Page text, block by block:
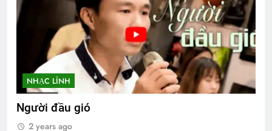
NHẠC LÍNH
Người đầu gió
2 years ago